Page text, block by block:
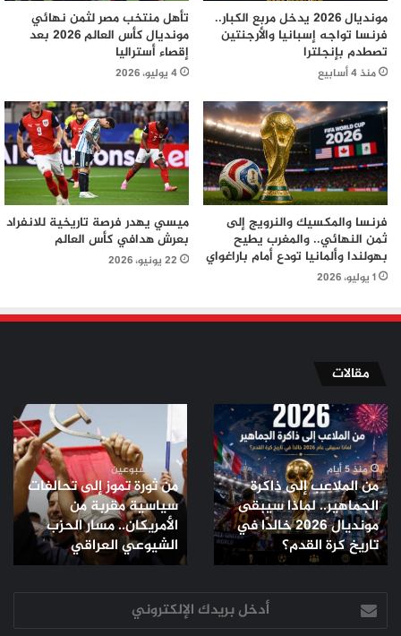
مونديال 2026 يدخل مربع الكبار..
فرنسا تواجه إسبانيا والأرجنتين
تصطدم بإنجلترا
منذ 4 أسابيع
تأهل منتخب مصر لثمن نهائي
مونديال كأس العالم 2026 بعد
إقصاء أستراليا
4 يوليو، 2026
فرنسا والمكسيك والنرويج إلى
ثمن النهائي.. والمغرب يطيح
بهولندا وألمانيا تودع أمام باراغواي
1 يوليو، 2026
ميسي يهدر فرصة تاريخية للانفراد
بعرش هدافي كأس العالم
22 يونيو، 2026
مقالات
من
الملاعب
إلى
ذاكرة
الجماهير..
لماذا
سيبقى
مونديال
2026
في
تاريخ
منذ 5 أيام
من الملاعب إلى ذاكرة
الجماهير.. لماذا سيبقى
مونديال 2026 خالدًا في
تاريخ كرة القدم؟
ثورة
تموز
إلى
تحالفات
سياسية
مقربة
من
الأمريكان..
الحزب
الشيوعي
منذ أسبوعين
من ثورة تموز إلى تحالفات
سياسية مقربة من
الأمريكان.. مسار الحزب
الشيوعي العراقي
أدخل
بريدك